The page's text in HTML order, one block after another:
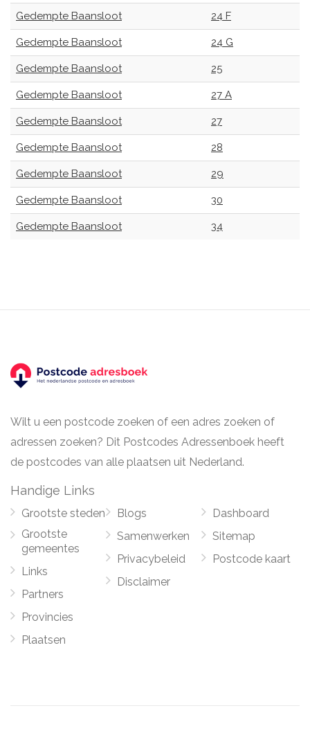
Gedempte Baansloot 24 F
Gedempte Baansloot 24 G
Gedempte Baansloot 25
Gedempte Baansloot 27 A
Gedempte Baansloot 27
Gedempte Baansloot 28
Gedempte Baansloot 29
Gedempte Baansloot 30
Gedempte Baansloot 34
Wilt u een postcode zoeken of een adres zoeken of
adressen zoeken? Dit Postcodes Adressenboek heeft
de postcodes van alle plaatsen uit Nederland.
Handige Links
Grootste steden
Grootste
gemeentes
Links
Partners
Provincies
Plaatsen
Blogs
Samenwerken
Privacybeleid
Disclaimer
Dashboard
Sitemap
Postcode kaart